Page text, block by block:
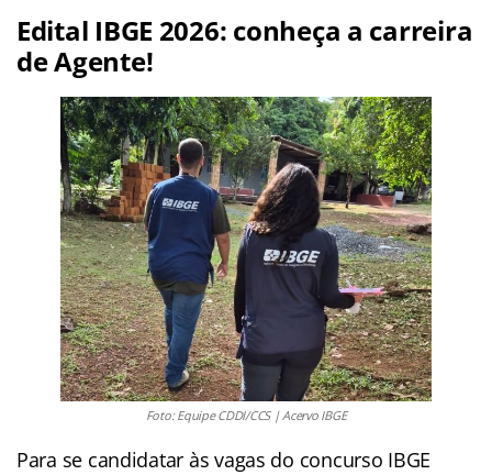
Edital IBGE 2026: conheça a carreira
de Agente!
Foto: Equipe CDDI/CCS | Acervo IBGE
Para se candidatar às vagas do concurso IBGE